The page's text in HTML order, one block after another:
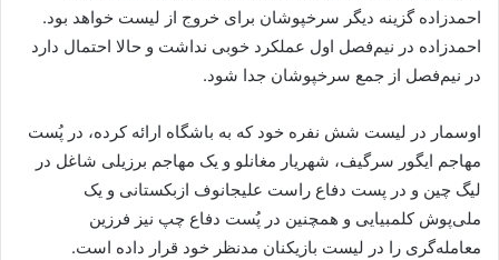
احمدزاده گزینه دیگر سرخپوشان برای خروج از لیست خواهد بود.
احمدزاده در نیم‌فصل اول عملکرد خوبی نداشت و حالا احتمال دارد
در نیم‌فصل از جمع سرخپوشان جدا شود.
اوسمار در لیست شش نفره خود که به باشگاه ارائه کرده، در پُست
مهاجم ایگور سرگیف، شهریار مغانلو و یک مهاجم برزیلی شاغل در
لیگ چین و در پست دفاع راست علیجانوف ازبکستانی و یک
ملی‌پوش کلمبیایی و همچنین در پُست دفاع چپ نیز فرزین
معامله‌گری را در لیست بازیکنان مدنظر خود قرار داده است.